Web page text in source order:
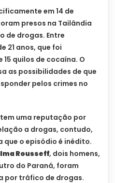
em 14 de
presos na Tailândia
de drogas. Entre
21 anos, que foi
quilos de cocaína. O
as possibilidades de que
pelos crimes no
tem uma reputação por
a drogas, contudo,
que o episódio é inédito.
Rousseff, dois homens,
do Paraná, foram
por tráfico de drogas.